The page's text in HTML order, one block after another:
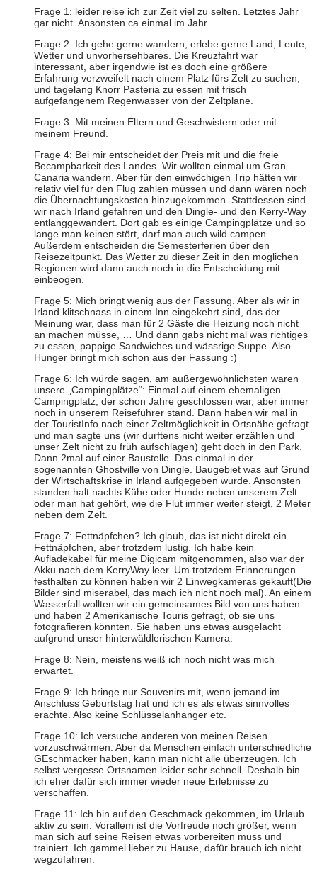
Frage 1: leider reise ich zur Zeit viel zu selten. Letztes Jahr
gar nicht. Ansonsten ca einmal im Jahr.
Frage 2: Ich gehe gerne wandern, erlebe gerne Land, Leute,
Wetter und unvorhersehbares. Die Kreuzfahrt war
interessant, aber irgendwie ist es doch eine größere
Erfahrung verzweifelt nach einem Platz fürs Zelt zu suchen,
und tagelang Knorr Pasteria zu essen mit frisch
aufgefangenem Regenwasser von der Zeltplane.
Frage 3: Mit meinen Eltern und Geschwistern oder mit
meinem Freund.
Frage 4: Bei mir entscheidet der Preis mit und die freie
Becampbarkeit des Landes. Wir wollten einmal um Gran
Canaria wandern. Aber für den einwöchigen Trip hätten wir
relativ viel für den Flug zahlen müssen und dann wären noch
die Übernachtungskosten hinzugekommen. Stattdessen sind
wir nach Irland gefahren und den Dingle- und den Kerry-Way
entlanggewandert. Dort gab es einige Campingplätze und so
lange man keinen stört, darf man auch wild campen.
Außerdem entscheiden die Semesterferien über den
Reisezeitpunkt. Das Wetter zu dieser Zeit in den möglichen
Regionen wird dann auch noch in die Entscheidung mit
einbeogen.
Frage 5: Mich bringt wenig aus der Fassung. Aber als wir in
Irland klitschnass in einem Inn eingekehrt sind, das der
Meinung war, dass man für 2 Gäste die Heizung noch nicht
an machen müsse, … Und dann gabs nicht mal was richtiges
zu essen, pappige Sandwiches und wässrige Suppe. Also
Hunger bringt mich schon aus der Fassung :)
Frage 6: Ich würde sagen, am außergewöhnlichsten waren
unsere „Campingplätze“: Einmal auf einem ehemaligen
Campingplatz, der schon Jahre geschlossen war, aber immer
noch in unserem Reiseführer stand. Dann haben wir mal in
der TouristInfo nach einer Zeltmöglichkeit in Ortsnähe gefragt
und man sagte uns (wir durftens nicht weiter erzählen und
unser Zelt nicht zu früh aufschlagen) geht doch in den Park.
Dann 2mal auf einer Baustelle. Das einmal in der
sogenannten Ghostville von Dingle. Baugebiet was auf Grund
der Wirtschaftskrise in Irland aufgegeben wurde. Ansonsten
standen halt nachts Kühe oder Hunde neben unserem Zelt
oder man hat gehört, wie die Flut immer weiter steigt, 2 Meter
neben dem Zelt.
Frage 7: Fettnäpfchen? Ich glaub, das ist nicht direkt ein
Fettnäpfchen, aber trotzdem lustig. Ich habe kein
Aufladekabel für meine Digicam mitgenommen, also war der
Akku nach dem KerryWay leer. Um trotzdem Erinnerungen
festhalten zu können haben wir 2 Einwegkameras gekauft(Die
Bilder sind miserabel, das mach ich nicht noch mal). An einem
Wasserfall wollten wir ein gemeinsames Bild von uns haben
und haben 2 Amerikanische Touris gefragt, ob sie uns
fotografieren könnten. Sie haben uns etwas ausgelacht
aufgrund unser hinterwäldlerischen Kamera.
Frage 8: Nein, meistens weiß ich noch nicht was mich
erwartet.
Frage 9: Ich bringe nur Souvenirs mit, wenn jemand im
Anschluss Geburtstag hat und ich es als etwas sinnvolles
erachte. Also keine Schlüsselanhänger etc.
Frage 10: Ich versuche anderen von meinen Reisen
vorzuschwärmen. Aber da Menschen einfach unterschiedliche
GEschmäcker haben, kann man nicht alle überzeugen. Ich
selbst vergesse Ortsnamen leider sehr schnell. Deshalb bin
ich eher dafür sich immer wieder neue Erlebnisse zu
verschaffen.
Frage 11: Ich bin auf den Geschmack gekommen, im Urlaub
aktiv zu sein. Vorallem ist die Vorfreude noch größer, wenn
man sich auf seine Reisen etwas vorbereiten muss und
trainiert. Ich gammel lieber zu Hause, dafür brauch ich nicht
wegzufahren.